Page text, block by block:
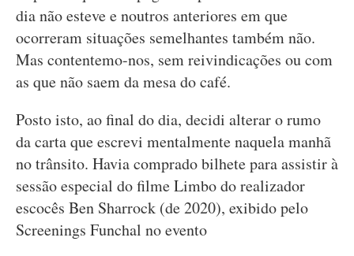
dia não esteve e noutros anteriores em que
ocorreram situações semelhantes também não.
Mas contentemo-nos, sem reivindicações ou com
as que não saem da mesa do café.
Posto isto, ao final do dia, decidi alterar o rumo
da carta que escrevi mentalmente naquela manhã
no trânsito. Havia comprado bilhete para assistir à
sessão especial do filme Limbo do realizador
escocês Ben Sharrock (de 2020), exibido pelo
Screenings Funchal no evento